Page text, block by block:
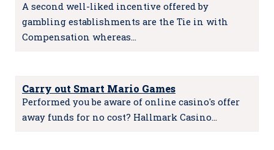
A second well-liked incentive offered by
gambling establishments are the Tie in with
Compensation whereas…
Carry out Smart Mario Games
Performed you be aware of online casino's offer
away funds for no cost? Hallmark Casino…